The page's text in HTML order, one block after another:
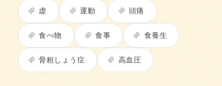
虚 運動 頭痛
食べ物 食事 食養生
骨粗しょう症 高血圧